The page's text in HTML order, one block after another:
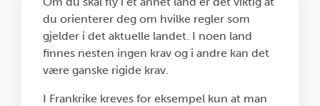
du orienterer deg om hvilke regler som
gjelder i det aktuelle landet. I noen land
finnes nesten ingen krav og i andre kan det
være ganske rigide krav.
I Frankrike kreves for eksempel kun at man